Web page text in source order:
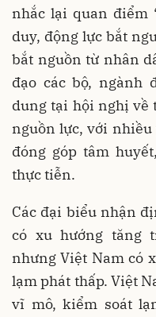
nhắc lại quan điểm
duy, động lực bắt
bắt nguồn từ nhân
đạo các bộ, ngành
dung tại hội nghị về
nguồn lực, với
đóng góp tâm
thực tiễn.
Các đại biểu nhận
có xu hướng tăng
nhưng Việt Nam có
lạm phát thấp. Việt
vĩ mô, kiểm soát